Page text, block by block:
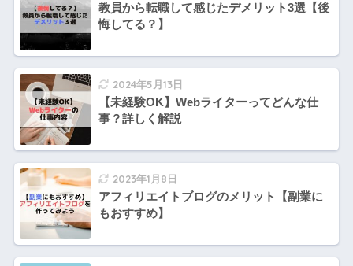
教員から転職して感じたデメリット3選【後
悔してる？】
2024年5月13日
【未経験OK】Webライターってどんな仕
事？詳しく解説
2023年1月8日
アフィリエイトブログのメリット【副業に
もおすすめ】